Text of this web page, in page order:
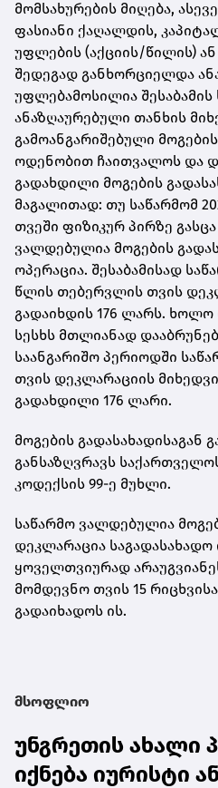
მომსახურების მიღება,
ფასიანი ქაღალდის,
უფლების (აქციის/წილის)
შედეგად განხორციელდა
უფლებამოსილია
ანაზღაურებული თანხის
გამოანგარიშებული
ოდენობით ჩაითვალოს და
გადახდილი მოგების
მაგალითად: თუ საწარმომ
თვეში ფიზიკურ პირზე
ვალდებულია მოგების
ოპერაცია. შესაბამისად
წლის თებერვლის თვის
გადაიხდის 176 ლარს. ხოლო
სესხს მთლიანად
საანგარიშო პერიოდში
თვის დეკლარაციის
გადახდილი 176 ლარი.
მოგების გადასახადისაგან
განსაზღვრავს
კოდექსის 99-ე მუხლი.
საწარმო ვალდებულია
დეკლარაცია
ყოველთვიურად
მომდევნო თვის 15
გადაიხადოს ის.
მსოფლიო
უნგრეთის ახალი
იქნება იურისტი